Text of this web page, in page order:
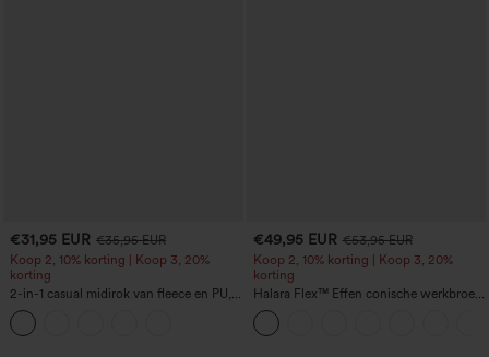
€31,95 EUR €35,95 EUR
Koop 2, 10% korting | Koop 3, 20%
korting
2-in-1 casual midirok van fleece en PU,
met hoge taille, buikcorrigerend,
gerimpeld en met gebogen zoom
€49,95 EUR €53,95 EUR
Koop 2, 10% korting | Koop 3, 20%
korting
Halara Flex™ Effen conische werkbroek
met hoge taille en zak